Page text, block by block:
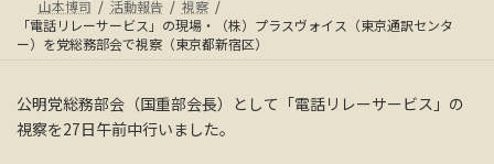
日
時
:
山本博司 活動報告
視察
「電話リレーサービス」の現場・（株）プラスヴォイス（東京通訳センタ
ー）を党総務部会で視察（東京都新宿区）
公明党総務部会（国重部会長）として「電話リレーサービス」の
視察を27日午前中行いました。